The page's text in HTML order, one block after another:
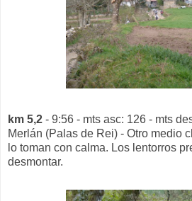
km 5,2 - 9:56 - mts asc: 126 - mts
Merlán (Palas de Rei) - Otro medio
lo toman con calma. Los lentorros
desmontar.